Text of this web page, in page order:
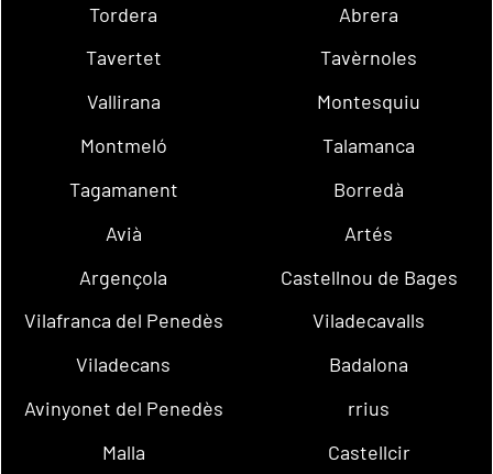
Tordera
Abrera
Tavertet
Tavèrnoles
Vallirana
Montesquiu
Montmeló
Talamanca
Tagamanent
Borredà
Avià
Artés
Argençola
Castellnou de Bages
Vilafranca del Penedès
Viladecavalls
Viladecans
Badalona
Avinyonet del Penedès
rrius
Malla
Castellcir